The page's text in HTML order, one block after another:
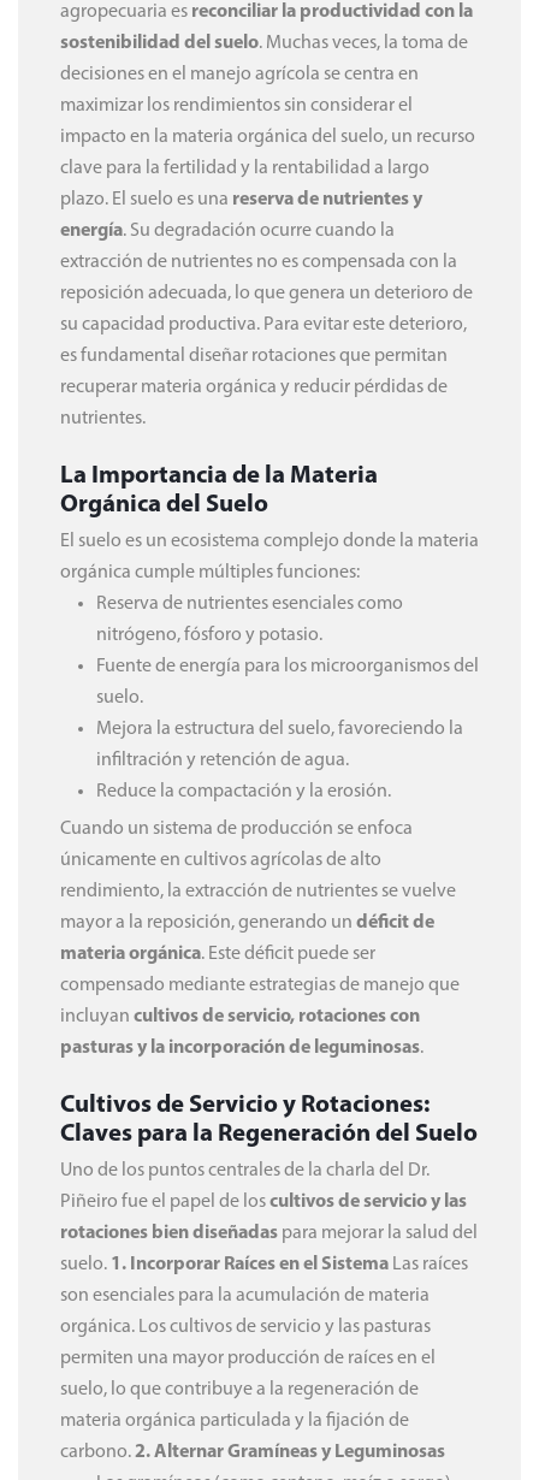
agropecuaria es reconciliar la productividad con la
sostenibilidad del suelo. Muchas veces, la toma de
decisiones en el manejo agrícola se centra en
maximizar los rendimientos sin considerar el
impacto en la materia orgánica del suelo, un recurso
clave para la fertilidad y la rentabilidad a largo
plazo. El suelo es una reserva de nutrientes y
energía. Su degradación ocurre cuando la
extracción de nutrientes no es compensada con la
reposición adecuada, lo que genera un deterioro de
su capacidad productiva. Para evitar este deterioro,
es fundamental diseñar rotaciones que permitan
recuperar materia orgánica y reducir pérdidas de
nutrientes.
La Importancia de la Materia
Orgánica del Suelo
El suelo es un ecosistema complejo donde la materia
orgánica cumple múltiples funciones:
Reserva de nutrientes esenciales como
nitrógeno, fósforo y potasio.
Fuente de energía para los microorganismos del
suelo.
Mejora la estructura del suelo, favoreciendo la
infiltración y retención de agua.
Reduce la compactación y la erosión.
Cuando un sistema de producción se enfoca
únicamente en cultivos agrícolas de alto
rendimiento, la extracción de nutrientes se vuelve
mayor a la reposición, generando un déficit de
materia orgánica. Este déficit puede ser
compensado mediante estrategias de manejo que
incluyan cultivos de servicio, rotaciones con
pasturas y la incorporación de leguminosas.
Cultivos de Servicio y Rotaciones:
Claves para la Regeneración del Suelo
Uno de los puntos centrales de la charla del Dr.
Piñeiro fue el papel de loscultivos de servicio y las
rotaciones bien diseñadas para mejorar la salud del
suelo. 1. Incorporar Raíces en el Sistema Las raíces
son esenciales para la acumulación de materia
orgánica. Los cultivos de servicio y las pasturas
permiten una mayor producción de raíces en el
suelo, lo que contribuye a la regeneración de
materia orgánica particulada y la fijación de
carbono.2. Alternar Gramíneas y Leguminosas